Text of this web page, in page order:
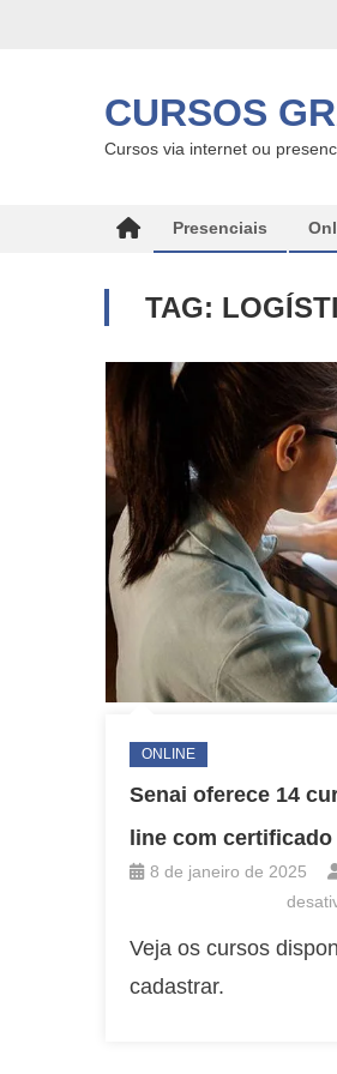
CURSOS
Cursos via internet ou
Presenciais
TAG:
ONLINE
Senai oferece 14
line com certificado
8 de janeiro de 2025
Veja os cursos
cadastrar.